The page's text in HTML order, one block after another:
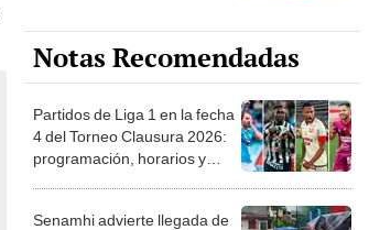
Notas Recomendadas
Partidos de Liga 1 en la fecha
4 del Torneo Clausura 2026:
programación, horarios y
Senamhi advierte llegada de